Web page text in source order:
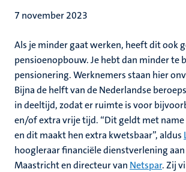
7 november 2023
Als je minder gaat werken, heeft dit ook
pensioenopbouw. Je hebt dan minder te
pensionering. Werknemers staan hier
Bijna de helft van de Nederlandse
in deeltijd, zodat er ruimte is voor
en/of extra vrije tijd. “Dit geldt met
en dit maakt hen extra kwetsbaar”, aldus
hoogleraar financiële dienstverlening
Maastricht en directeur van Netspar. Zij